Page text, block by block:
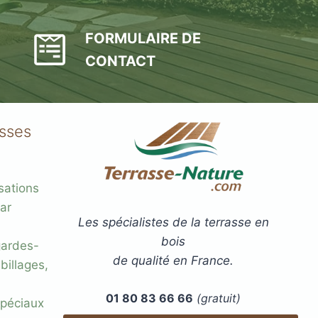
FORMULAIRE DE
CONTACT
Les spécialistes de la terrasse en
bois
de qualité en France.
01 80 83 66 66 (gratuit)